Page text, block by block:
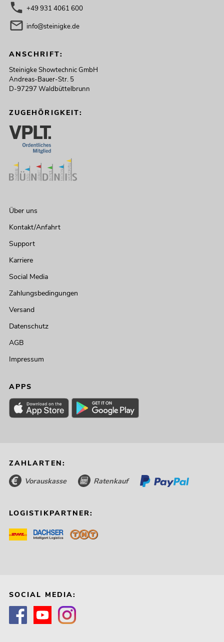
+49 931 4061 600
info@steinigke.de
ANSCHRIFT:
Steinigke Showtechnic GmbH
Andreas-Bauer-Str. 5
D-97297 Waldbüttelbrunn
ZUGEHÖRIGKEIT:
Über uns
Kontakt/Anfahrt
Support
Karriere
Social Media
Zahlungsbedingungen
Versand
Datenschutz
AGB
Impressum
APPS
ZAHLARTEN:
Vorauskasse Ratenkauf
LOGISTIKPARTNER:
SOCIAL MEDIA: